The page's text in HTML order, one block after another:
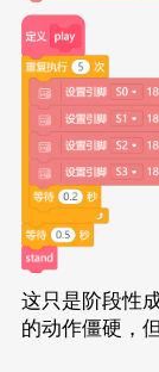
这只是阶段性
的动作僵硬，